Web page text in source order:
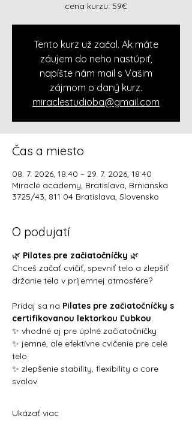
cena kurzu: 59€
Tento kurz už začal. Ak máte
záujem do neho nastúpiť,
napíšte nám mail s Vašim
zájmom o daný kurz.
miraclestudioba@gmail.com
Čas a miesto
08. 7. 2026, 18:40 – 29. 7. 2026, 18:40
Miracle academy, Bratislava, Brnianska
3725/43, 811 04 Bratislava, Slovensko
O podujatí
🌿 Pilates pre začiatočníčky 🌿
Chceš začať cvičiť, spevniť telo a zlepšiť
držanie tela v príjemnej atmosfére?
Pridaj sa na Pilates pre začiatočníčky s
certifikovanou lektorkou Ľubkou.
✨ vhodné aj pre úplné začiatočníčky
✨ jemné, ale efektívne cvičenie pre celé
telo
✨ zlepšenie stability, flexibility a core
svalov
Ukázať viac